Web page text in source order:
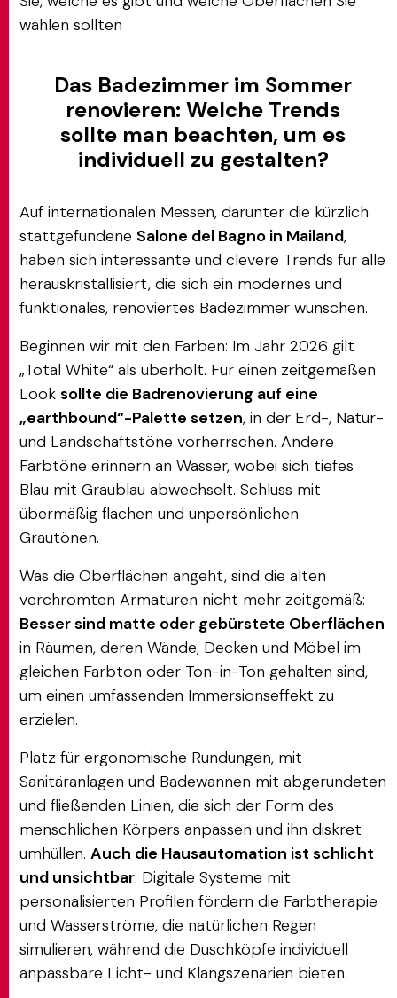
wählen sollten
Das Badezimmer im Sommer
renovieren: Welche Trends
sollte man beachten, um es
individuell zu gestalten?
Auf internationalen Messen, darunter die kürzlich
stattgefundene Salone del Bagno in Mailand,
haben sich interessante und clevere Trends für alle
herauskristallisiert, die sich ein modernes und
funktionales, renoviertes Badezimmer wünschen.
Beginnen wir mit den Farben: Im Jahr 2026 gilt
„Total White“ als überholt. Für einen zeitgemäßen
Look sollte die Badrenovierung auf eine
„earthbound“-Palette setzen, in der Erd-, Natur-
und Landschaftstöne vorherrschen. Andere
Farbtöne erinnern an Wasser, wobei sich tiefes
Blau mit Graublau abwechselt. Schluss mit
übermäßig flachen und unpersönlichen
Grautönen.
Was die Oberflächen angeht, sind die alten
verchromten Armaturen nicht mehr zeitgemäß:
Besser sind matte oder gebürstete Oberflächen
in Räumen, deren Wände, Decken und Möbel im
gleichen Farbton oder Ton-in-Ton gehalten sind,
um einen umfassenden Immersionseffekt zu
erzielen.
Platz für ergonomische Rundungen, mit
Sanitäranlagen und Badewannen mit abgerundeten
und fließenden Linien, die sich der Form des
menschlichen Körpers anpassen und ihn diskret
umhüllen. Auch die Hausautomation ist schlicht
und unsichtbar: Digitale Systeme mit
personalisierten Profilen fördern die Farbtherapie
und Wasserströme, die natürlichen Regen
simulieren, während die Duschköpfe individuell
anpassbare Licht- und Klangszenarien bieten.